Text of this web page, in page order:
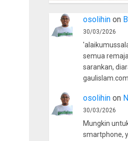
osolihinon
30/03/2026
semua
sarankan,
gaulislam.com
osolihinon
30/03/2026
Mungkin
smartphone,